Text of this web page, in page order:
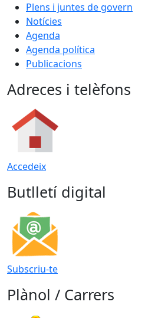
Plens i juntes de govern
Notícies
Agenda
Agenda política
Publicacions
Adreces i telèfons
Accedeix
Butlletí digital
Subscriu-te
Plànol / Carrers